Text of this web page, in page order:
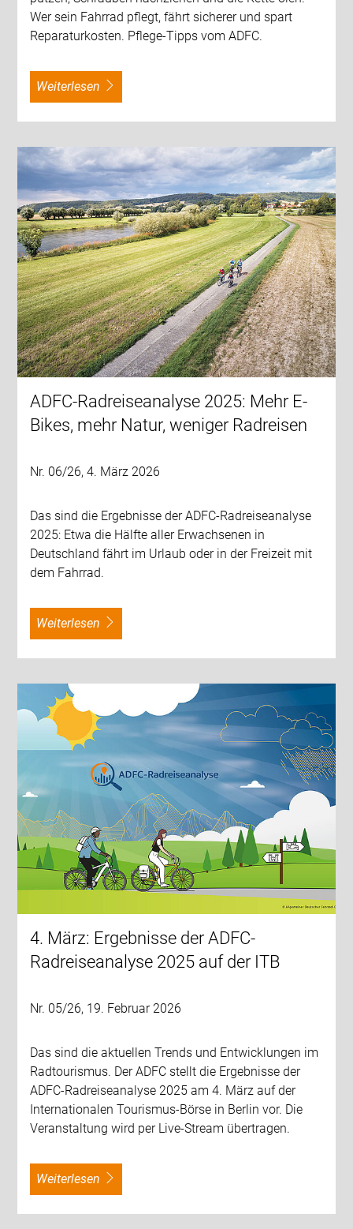
Wer sein Fahrrad pflegt, fährt sicherer und spart
Reparaturkosten. Pflege-Tipps vom ADFC.
weiterlesen
ADFC-Radreiseanalyse 2025: Mehr E-
Bikes, mehr Natur, weniger Radreisen
Nr. 06/26, 4. März 2026
Das sind die Ergebnisse der ADFC-Radreiseanalyse
2025: Etwa die Hälfte aller Erwachsenen in
Deutschland fährt im Urlaub oder in der Freizeit mit
dem Fahrrad.
weiterlesen
4. März: Ergebnisse der ADFC-
Radreiseanalyse 2025 auf der ITB
Nr. 05/26, 19. Februar 2026
Das sind die aktuellen Trends und Entwicklungen im
Radtourismus. Der ADFC stellt die Ergebnisse der
ADFC-Radreiseanalyse 2025 am 4. März auf der
Internationalen Tourismus-Börse in Berlin vor. Die
Veranstaltung wird per Live-Stream übertragen.
weiterlesen